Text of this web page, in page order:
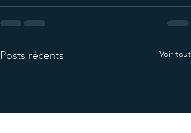
Posts récents Voir tout